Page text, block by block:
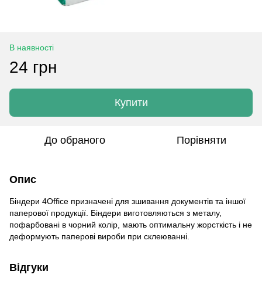
В наявності
24 грн
Купити
До обраного Порівняти
Опис
Біндери 4Office призначені для зшивання документів та іншої
паперової продукції. Біндери виготовляються з металу,
пофарбовані в чорний колір, мають оптимальну жорсткість і не
деформують паперові вироби при склеюванні.
Відгуки